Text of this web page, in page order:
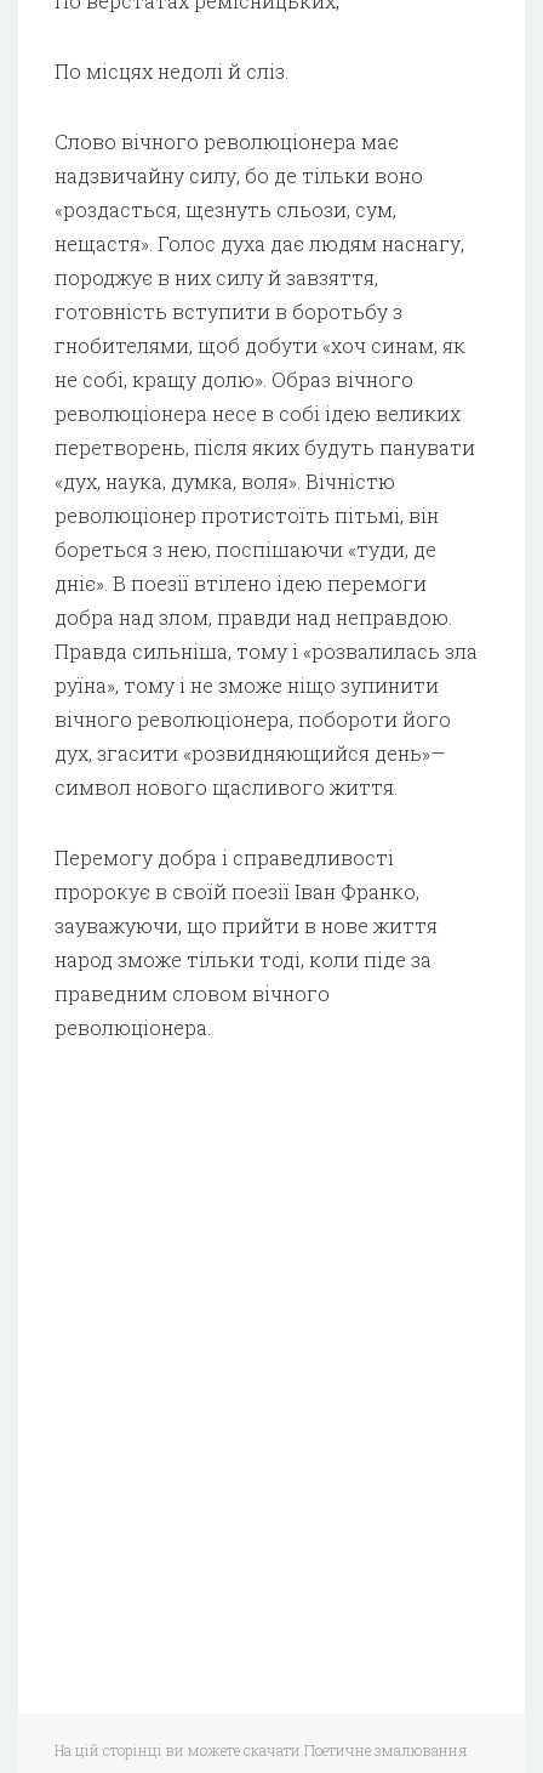
По місцях недолі й сліз.
Слово вічного революціонера має
надзвичайну силу, бо де тільки воно
«роздасться, щезнуть сльози, сум,
нещастя». Голос духа дає людям наснагу,
породжує в них силу й завзяття,
готовність вступити в боротьбу з
гнобителями, щоб добути «хоч синам, як
не собі, кращу долю». Образ вічного
революціонера несе в собі ідею великих
перетворень, після яких будуть панувати
«дух, наука, думка, воля». Вічністю
революціонер протистоїть пітьмі, він
бореться з нею, поспішаючи «туди, де
дніє». В поезії втілено ідею перемоги
добра над злом, правди над неправдою.
Правда сильніша, тому і «розвалилась зла
руїна», тому і не зможе ніщо зупинити
вічного революціонера, побороти його
дух, згасити «розвидняющийся день»—
символ нового щасливого життя.
Перемогу добра і справедливості
пророкує в своїй поезії Іван Франко,
зауважуючи, що прийти в нове життя
народ зможе тільки тоді, коли піде за
праведним словом вічного
революціонера.
На цій сторінці ви можете скачати Поетичне змалювання